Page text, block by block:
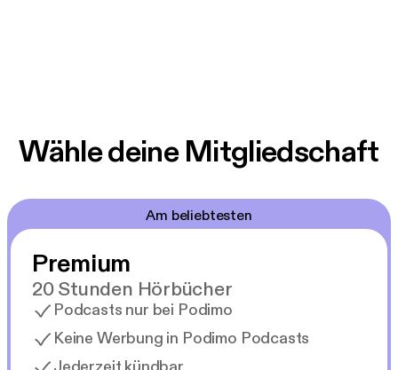
Wähle deine Mitgliedschaft
Am beliebtesten
Premium
20 Stunden Hörbücher
Podcasts nur bei Podimo
Keine Werbung in Podimo Podcasts